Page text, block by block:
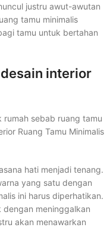
justru awut-awutan
tamu minimalis
tamu untuk bertahan
interior
hati menjadi tenang.
yang satu dengan
ini harus diperhatikan.
dengan meninggalkan
akan menawarkan